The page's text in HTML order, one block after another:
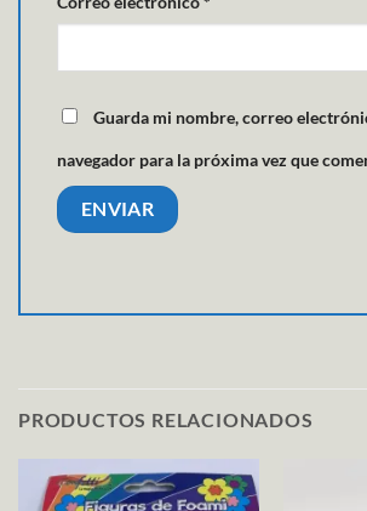
Guarda mi nombre, correo
navegador para la próxima vez que
PRODUCTOS RELACIONADOS